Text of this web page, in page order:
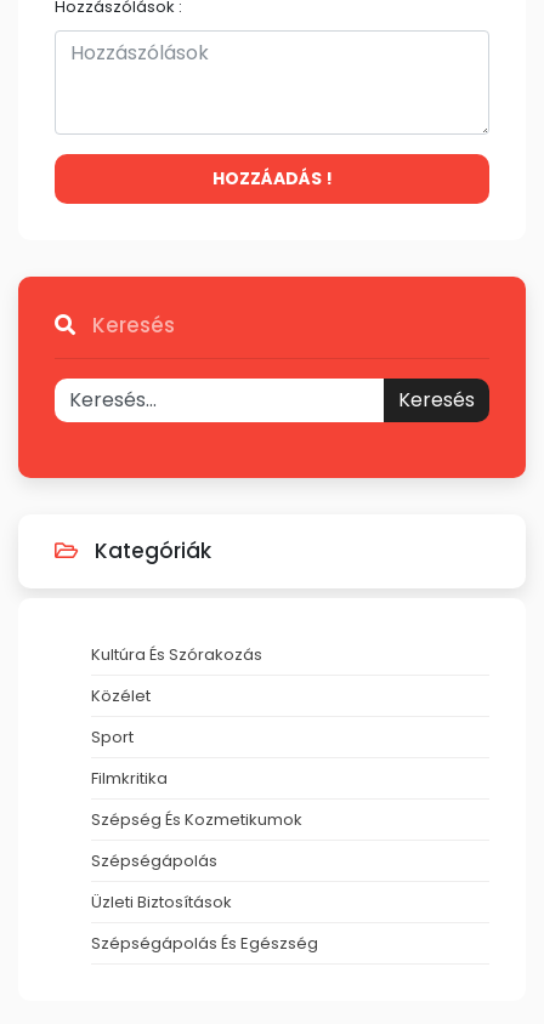
Hozzászólások :
HOZZÁADÁS !
Keresés
Keresés
Kategóriák
Kultúra És Szórakozás
Közélet
Sport
Filmkritika
Szépség És Kozmetikumok
Szépségápolás
Üzleti Biztosítások
Szépségápolás És Egészség